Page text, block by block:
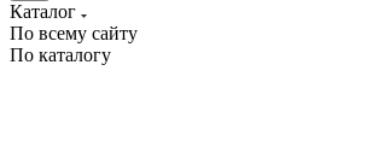
Каталог
По всему сайту
По каталогу